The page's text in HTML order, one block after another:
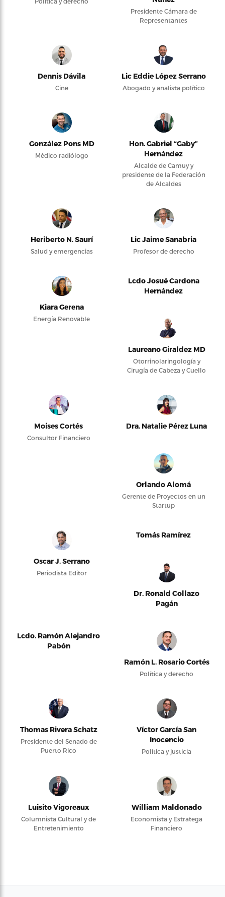
Presidente Cámara de
Representantes
Dennis Dávila
Cine
Lic Eddie López Serrano
Abogado y analista político
González Pons MD
Médico radiólogo
Hon. Gabriel “Gaby”
Hernández
Alcalde de Camuy y
presidente de la Federación
de Alcaldes
Heriberto N. Saurí
Salud y emergencias
Lic Jaime Sanabria
Profesor de derecho
Kiara Gerena
Energía Renovable
Lcdo Josué Cardona
Hernández
Laureano Giraldez MD
Otorrinolaringología y
Cirugía de Cabeza y Cuello
Moises Cortés
Consultor Financiero
Dra. Natalie Pérez Luna
Orlando Alomá
Gerente de Proyectos en un
Startup
Oscar J. Serrano
Periodista Editor
Tomás Ramírez
Dr. Ronald Collazo
Pagán
Lcdo. Ramón Alejandro
Pabón
Ramón L. Rosario Cortés
Política y derecho
Thomas Rivera Schatz
Presidente del Senado de
Puerto Rico
Víctor García San
Inocencio
Política y justicia
Luisito Vigoreaux
Columnista Cultural y de
Entretenimiento
William Maldonado
Economista y Estratega
Financiero